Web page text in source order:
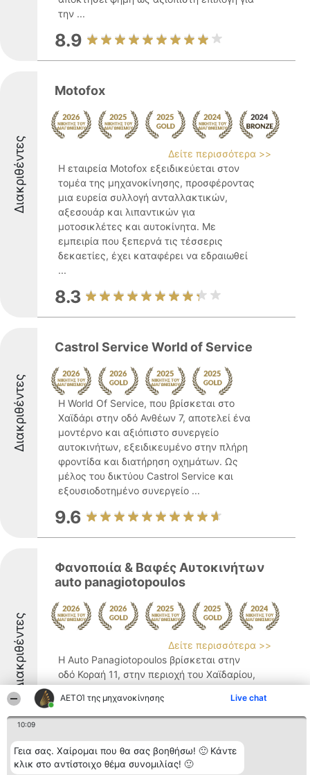
ΑΕΤΟΊ της μηχανοκίνησης Live chat
10:09
Γεια σας. Χαίρομαι που θα σας βοηθήσω! 🙂 Κάντε
κλικ στο αντίστοιχο θέμα συνομιλίας! 🙂
την ...
8.9
Διακριθέντες
Motofox
Δείτε περισσότερα >>
Η εταιρεία Motofox εξειδικεύεται στον
τομέα της μηχανοκίνησης, προσφέροντας
μια ευρεία συλλογή ανταλλακτικών,
αξεσουάρ και λιπαντικών για
μοτοσικλέτες και αυτοκίνητα. Με
εμπειρία που ξεπερνά τις τέσσερις
δεκαετίες, έχει καταφέρει να εδραιωθεί
...
8.3
Διακριθέντες
Castrol Service World of Service
Η World Of Service, που βρίσκεται στο
Χαϊδάρι στην οδό Ανθέων 7, αποτελεί ένα
μοντέρνο και αξιόπιστο συνεργείο
αυτοκινήτων, εξειδικευμένο στην πλήρη
φροντίδα και διατήρηση οχημάτων. Ως
μέλος του δικτύου Castrol Service και
εξουσιοδοτημένο συνεργείο ...
9.6
Διακριθέντες
Φανοποιία & Βαφές Αυτοκινήτων
auto panagiotopoulos
Δείτε περισσότερα >>
Η Auto Panagiotopoulos βρίσκεται στην
οδό Κοραή 11, στην περιοχή του Χαϊδαρίου,
και δραστηριοποιείται με αξιοπιστία στον
τομέα της φανοποιίας και βαφής
αυτοκινήτων. Διαθέτοντας μακροχρόνια
εταιρεία προσφέρει ...